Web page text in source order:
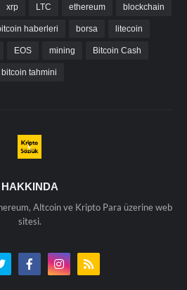
xrp LTC ethereum blockchain
haberleri borsa litecoin
EOS mining Bitcoin Cash
bitcoin tahmini
HAKKINDA
Altcoin ve Kripto Para üzerine web
sitesi.